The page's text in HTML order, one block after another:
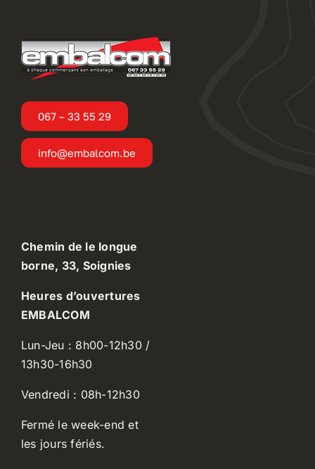
067 – 33 55 29
info@embalcom.be
Chemin de le longue
borne, 33, Soignies
Heures d’ouvertures
EMBALCOM
Lun-Jeu : 8h00-12h30 /
13h30-16h30
Vendredi : 08h-12h30
Fermé le week-end et
les jours fériés.